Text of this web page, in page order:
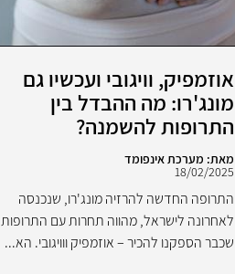
אוזמפיק, וויגובי ועכשיו גם
מונג'רו: מה ההבדל בין
התרופות להשמנה?
מאת: מערכת אינפומד
18/02/2025
התרופה החדשה להרזיה מונג'רו, שנכנסה
לאחרונה לישראל, מהווה תחרות עם התרופות
שכבר הספקנו להכיר – אוזמפיק ווויגובי. הא...